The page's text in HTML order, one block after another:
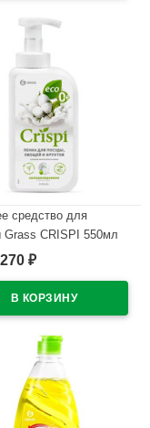
средство для
Grass CRISPI 550мл
с ценными маслами
270 ₽